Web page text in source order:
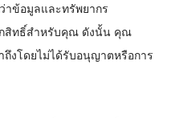
าข้อมูลและทรัพยากร
กสิทธิ์สำหรับคุณ ดังนั้น คุณ
ถึงโดยไม่ได้รับอนุญาตหรือการ